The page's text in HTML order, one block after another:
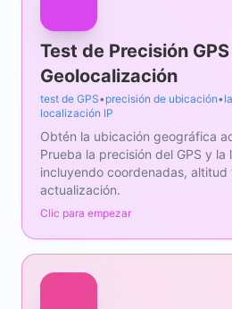
Test de Precisión
Geolocalización
test de GPS•precisión de ubicación•
localización IP
Obtén la ubicación geográfica
Prueba la precisión del GPS y la
incluyendo coordenadas,
actualización.
Clic para empezar